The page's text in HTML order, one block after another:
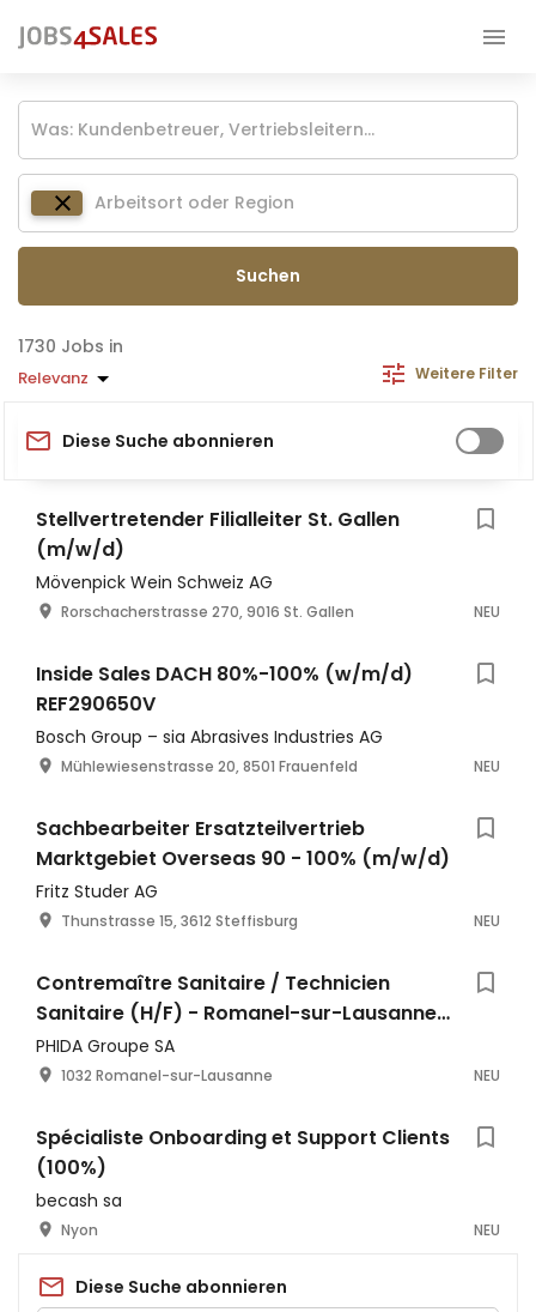
Suchen
Jobs in
Relevanz Weitere Filter
Diese Suche abonnieren
Stellvertretender Filialleiter St. Gallen
(m/w/d)
Mövenpick Wein Schweiz AG
Rorschacherstrasse 270, 9016 St. Gallen NEU
Inside Sales DACH 80%-100% (w/m/d)
REF290650V
Bosch Group – sia Abrasives Industries AG
Mühlewiesenstrasse 20, 8501 Frauenfeld NEU
Sachbearbeiter Ersatzteilvertrieb
Marktgebiet Overseas 90 - 100% (m/w/d)
Fritz Studer AG
Thunstrasse 15, 3612 Steffisburg NEU
Contremaître Sanitaire / Technicien
Sanitaire (H/F) - Romanel-sur-Lausanne |
100% | MILLIQUET
PHIDA Groupe SA
1032 Romanel-sur-Lausanne NEU
Spécialiste Onboarding et Support Clients
(100%)
becash sa
Nyon NEU
Diese Suche abonnieren